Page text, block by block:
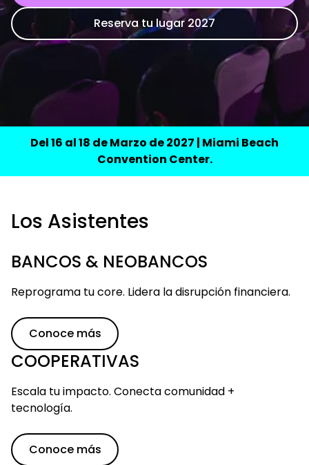
Saltar al contenido principal
Reserva tu lugar 2027
Del 16 al 18 de Marzo de 2027 | Miami Beach
Convention Center.
Los Asistentes
BANCOS & NEOBANCOS
Reprograma tu core. Lidera la disrupción financiera.
Conoce más
COOPERATIVAS
Escala tu impacto. Conecta comunidad +
tecnología.
Conoce más